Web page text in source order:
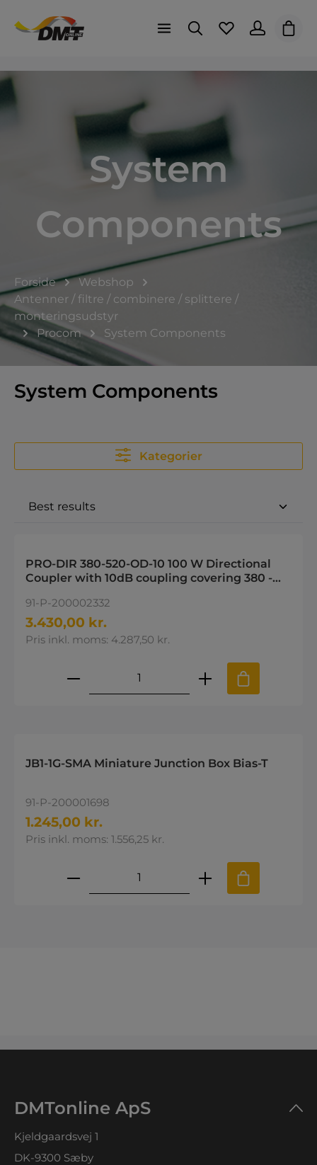
System
Components
Forside
Webshop
Antenner / filtre / combinere / splittere /
monteringsudstyr
Procom
System Components
System Components
Kategorier
PRO-DIR 380-520-OD-10 100 W Directional
Coupler with 10dB coupling covering 380 -
91-P-200002332
3.430,00 kr.
Pris inkl. moms: 4.287,50 kr.
Produktmængde: Indtast den
JB1-1G-SMA Miniature Junction Box Bias-T
91-P-200001698
1.245,00 kr.
Pris inkl. moms: 1.556,25 kr.
Produktmængde: Indtast den
DMTonline ApS
Kjeldgaardsvej 1
DK-9300 Sæby